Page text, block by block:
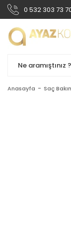
0 532 303 73
Anasayfa Saç